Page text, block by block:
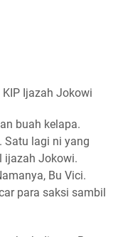
Ijazah Jokowi
buah kelapa.
Satu lagi ni yang
ijazah Jokowi.
Bu Vici.
para saksi sambil